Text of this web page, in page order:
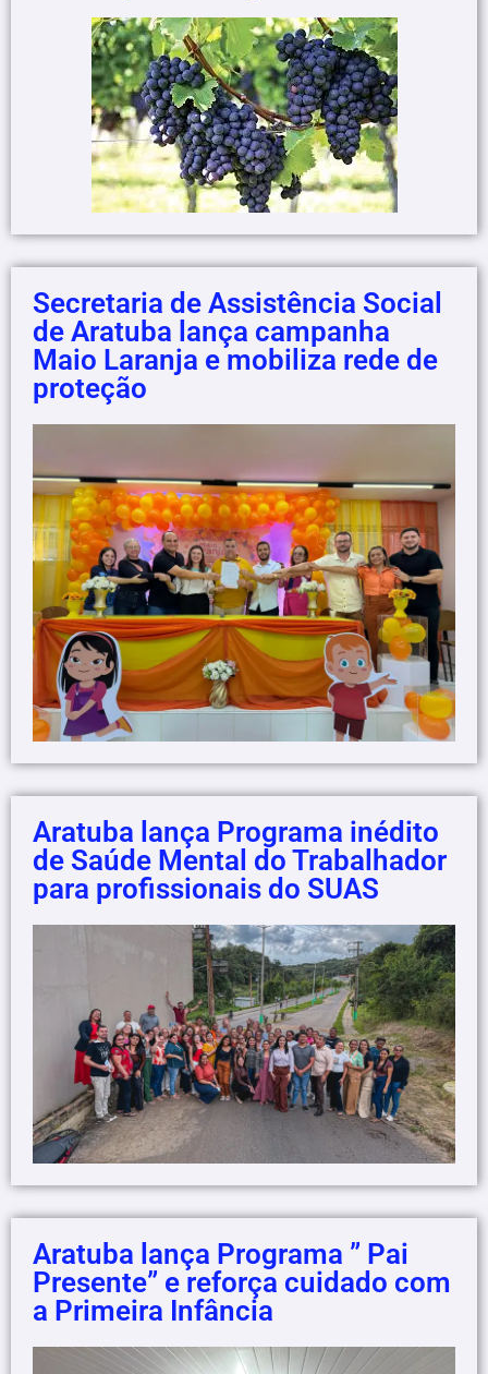
Secretaria de Assistência Social
de Aratuba lança campanha
Maio Laranja e mobiliza rede de
proteção
Aratuba lança Programa inédito
de Saúde Mental do Trabalhador
para profissionais do SUAS
Aratuba lança Programa ” Pai
Presente” e reforça cuidado com
a Primeira Infância